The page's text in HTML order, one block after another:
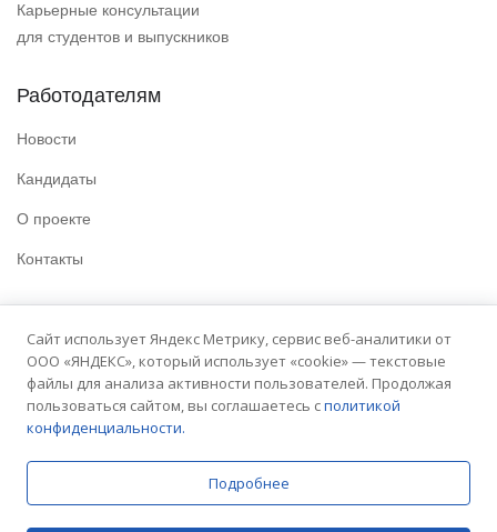
Карьерные консультации
для студентов и выпускников
Работодателям
Новости
Кандидаты
О проекте
Контакты
Политика конфиденциальности
Условия использования
Сайт университета
Сайт использует Яндекс Метрику, сервис веб-аналитики от
ООО «ЯНДЕКС», который использует «cookie» — текстовые
файлы для анализа активности пользователей. Продолжая
пользоваться сайтом, вы соглашаетесь сполитикой
конфиденциальности.
Подробнее